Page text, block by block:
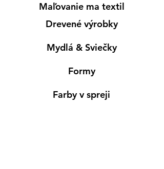
Maľovanie ma textil
Drevené výrobky
Mydlá & Sviečky
Formy
Farby v spreji